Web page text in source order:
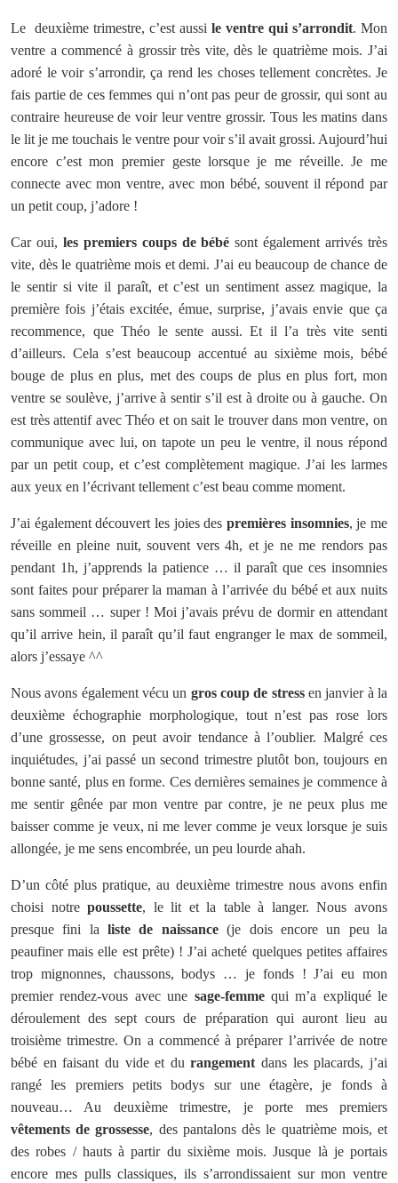
Le deuxième trimestre, c’est aussi le ventre qui s’arrondit. Mon
ventre a commencé à grossir très vite, dès le quatrième mois. J’ai
adoré le voir s’arrondir, ça rend les choses tellement concrètes. Je
fais partie de ces femmes qui n’ont pas peur de grossir, qui sont au
contraire heureuse de voir leur ventre grossir. Tous les matins dans
le lit je me touchais le ventre pour voir s’il avait grossi. Aujourd’hui
encore c’est mon premier geste lorsque je me réveille. Je me
connecte avec mon ventre, avec mon bébé, souvent il répond par
un petit coup, j’adore !
Car oui, les premiers coups de bébé sont également arrivés très
vite, dès le quatrième mois et demi. J’ai eu beaucoup de chance de
le sentir si vite il paraît, et c’est un sentiment assez magique, la
première fois j’étais excitée, émue, surprise, j’avais envie que ça
recommence, que Théo le sente aussi. Et il l’a très vite senti
d’ailleurs. Cela s’est beaucoup accentué au sixième mois, bébé
bouge de plus en plus, met des coups de plus en plus fort, mon
ventre se soulève, j’arrive à sentir s’il est à droite ou à gauche. On
est très attentif avec Théo et on sait le trouver dans mon ventre, on
communique avec lui, on tapote un peu le ventre, il nous répond
par un petit coup, et c’est complètement magique. J’ai les larmes
aux yeux en l’écrivant tellement c’est beau comme moment.
J’ai également découvert les joies des premières insomnies, je me
réveille en pleine nuit, souvent vers 4h, et je ne me rendors pas
pendant 1h, j’apprends la patience … il paraît que ces insomnies
sont faites pour préparer la maman à l’arrivée du bébé et aux nuits
sans sommeil … super ! Moi j’avais prévu de dormir en attendant
qu’il arrive hein, il paraît qu’il faut engranger le max de sommeil,
alors j’essaye ^^
Nous avons également vécu un gros coup de stressen janvier à la
deuxième échographie morphologique, tout n’est pas rose lors
d’une grossesse, on peut avoir tendance à l’oublier. Malgré ces
inquiétudes, j’ai passé un second trimestre plutôt bon, toujours en
bonne santé, plus en forme. Ces dernières semaines je commence à
me sentir gênée par mon ventre par contre, je ne peux plus me
baisser comme je veux, ni me lever comme je veux lorsque je suis
allongée, je me sens encombrée, un peu lourde ahah.
D’un côté plus pratique, au deuxième trimestre nous avons enfin
choisi notrepoussette, le lit et la table à langer. Nous avons
presque fini laliste de naissance(je dois encore un peu la
peaufiner mais elle est prête) ! J’ai acheté quelques petites affaires
trop mignonnes, chaussons, bodys … je fonds ! J’ai eu mon
premier rendez-vous avec une sage-femmequi m’a expliqué le
déroulement des sept cours de préparation qui auront lieu au
troisième trimestre. On a commencé à préparer l’arrivée de notre
bébé en faisant du vide et durangement dans les placards, j’ai
rangé les premiers petits bodys sur une étagère, je fonds à
nouveau… Au deuxième trimestre, je porte mes premiers
vêtements de grossesse, des pantalons dès le quatrième mois, et
des robes / hauts à partir du sixième mois. Jusque là je portais
encore mes pulls classiques, ils s’arrondissaient sur mon ventre